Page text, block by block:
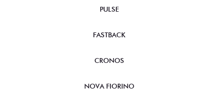
PULSE
FASTBACK
CRONOS
NOVA FIORINO